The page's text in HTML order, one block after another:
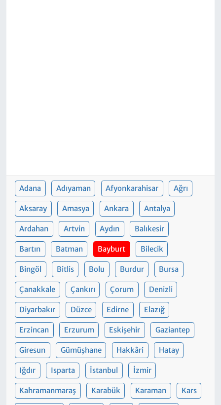
Adana Adıyaman Afyonkarahisar Ağrı
Aksaray Amasya Ankara Antalya
Ardahan Artvin Aydın Balıkesir
Bartın Batman Bayburt Bilecik
Bingöl Bitlis Bolu Burdur Bursa
Çanakkale Çankırı Çorum Denizli
Diyarbakır Düzce Edirne Elazığ
Erzincan Erzurum Eskişehir Gaziantep
Giresun Gümüşhane Hakkâri Hatay
Iğdır Isparta İstanbul İzmir
Kahramanmaraş Karabük Karaman Kars